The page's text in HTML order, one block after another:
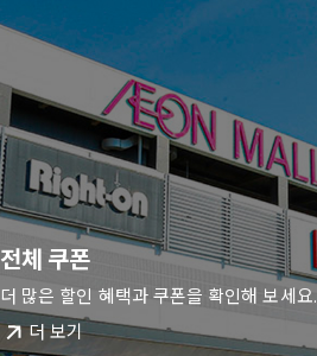
전체 쿠폰
더 많은 할인 혜택과 쿠폰을 확인해 보세요.
더 보기